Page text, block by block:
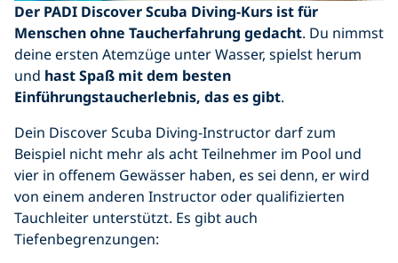
Der PADI Discover Scuba Diving-Kurs istfür
Menschen ohne Taucherfahrung gedacht. Du nimmst
deine ersten Atemzüge unter Wasser, spielst herum
und hast Spaß mit dem besten
Einführungstaucherlebnis, das es gibt.
Dein Discover Scuba Diving-Instructor darf zum
Beispiel nicht mehr als acht Teilnehmer im Pool und
vier in offenem Gewässer haben, es sei denn, er wird
von einem anderen Instructor oder qualifizierten
Tauchleiter unterstützt. Es gibt auch
Tiefenbegrenzungen: